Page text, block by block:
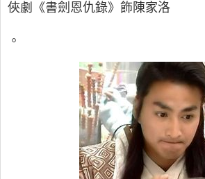
俠劇《書劍恩仇錄》飾陳家洛
。